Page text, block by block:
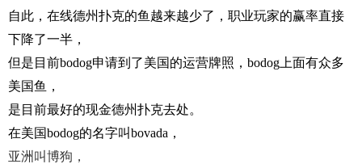
自此，在线德州扑克的鱼越来越少了，职业玩家的赢率直接
下降了一半，
但是目前bodog申请到了美国的运营牌照，bodog上面有众多
美国鱼，
是目前最好的现金德州扑克去处。
在美国bodog的名字叫bovada，
亚洲叫博狗，